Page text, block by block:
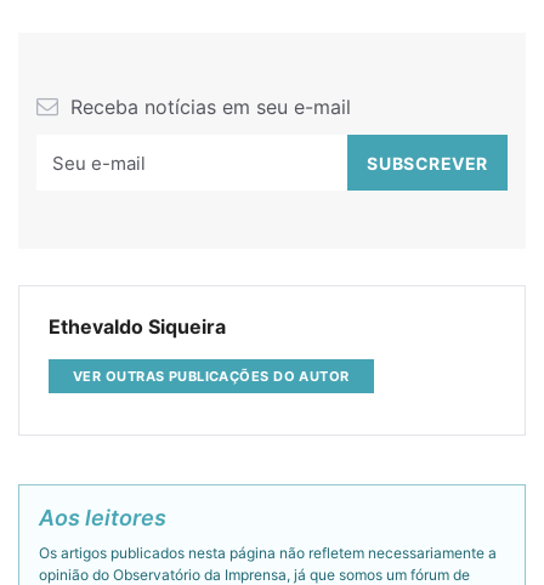
Receba notícias em seu e-mail
Ethevaldo Siqueira
VER OUTRAS PUBLICAÇÕES DO AUTOR
Aos leitores
Os artigos publicados nesta página não refletem necessariamente a
opinião do Observatório da Imprensa, já que somos um fórum de